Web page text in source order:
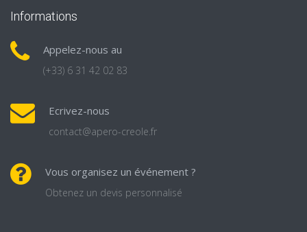
Informations
Appelez-nous au
(+33) 6 31 42 02 83
Ecrivez-nous
contact@apero-creole.fr
Vous organisez un événement ?
Obtenez un devis personnalisé